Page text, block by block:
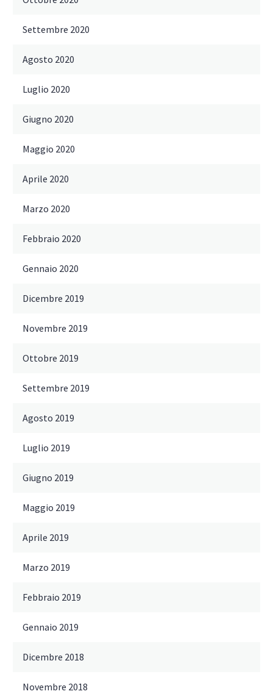
Settembre 2020
Agosto 2020
Luglio 2020
Giugno 2020
Maggio 2020
Aprile 2020
Marzo 2020
Febbraio 2020
Gennaio 2020
Dicembre 2019
Novembre 2019
Ottobre 2019
Settembre 2019
Agosto 2019
Luglio 2019
Giugno 2019
Maggio 2019
Aprile 2019
Marzo 2019
Febbraio 2019
Gennaio 2019
Dicembre 2018
Novembre 2018